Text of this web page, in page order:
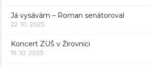
Já vysávám – Roman senátoroval
22. 10. 2025
Koncert ZUŠ v Žirovnici
19. 10. 2025